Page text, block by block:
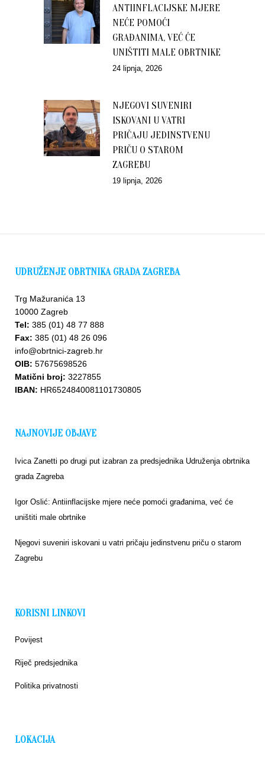
ANTIINFLACIJSKE MJERE
NEĆE POMOĆI
GRAĐANIMA, VEĆ ĆE
UNIŠTITI MALE OBRTNIKE
24 lipnja, 2026
NJEGOVI SUVENIRI
ISKOVANI U VATRI
PRIČAJU JEDINSTVENU
PRIČU O STAROM
ZAGREBU
19 lipnja, 2026
UDRUŽENJE OBRTNIKA GRADA ZAGREBA
Trg Mažuranića 13
10000 Zagreb
Tel: 385 (01) 48 77 888
Fax: 385 (01) 48 26 096
info@obrtnici-zagreb.hr
OIB: 57675698526
Matični broj: 3227855
IBAN: HR6524840081101730805
NAJNOVIJE OBJAVE
Ivica Zanetti po drugi put izabran za predsjednika Udruženja obrtnika
grada Zagreba
Igor Oslić: Antiinflacijske mjere neće pomoći građanima, već će
uništiti male obrtnike
Njegovi suveniri iskovani u vatri pričaju jedinstvenu priču o starom
Zagrebu
KORISNI LINKOVI
Povijest
Riječ predsjednika
Politika privatnosti
LOKACIJA